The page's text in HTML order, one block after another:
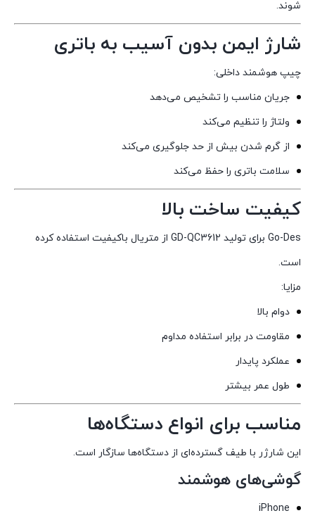
شوند.
شارژ ایمن بدون آسیب به باتری
چیپ هوشمند داخلی:
جریان مناسب را تشخیص می‌دهد
ولتاژ را تنظیم می‌کند
از گرم شدن بیش از حد جلوگیری می‌کند
سلامت باتری را حفظ می‌کند
کیفیت ساخت بالا
Go-Des برای تولید GD-QC3612 از متریال باکیفیت استفاده کرده
است.
مزایا:
دوام بالا
مقاومت در برابر استفاده مداوم
عملکرد پایدار
طول عمر بیشتر
مناسب برای انواع دستگاه‌ها
این شارژر با طیف گسترده‌ای از دستگاه‌ها سازگار است.
گوشی‌های هوشمند
iPhone